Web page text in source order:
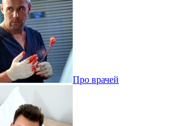
Про врачей